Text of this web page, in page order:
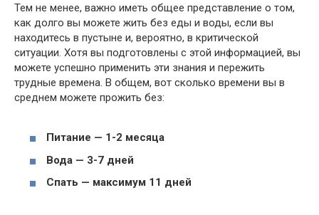
Тем не менее, важно иметь общее представление о том,
как долго вы можете жить без еды и воды, если вы
находитесь в пустыне и, вероятно, в критической
ситуации. Хотя вы подготовлены с этой информацией, вы
можете успешно применить эти знания и пережить
трудные времена. В общем, вот сколько времени вы в
среднем можете прожить без:
Питание — 1-2 месяца
Вода — 3-7 дней
Спать — максимум 11 дней